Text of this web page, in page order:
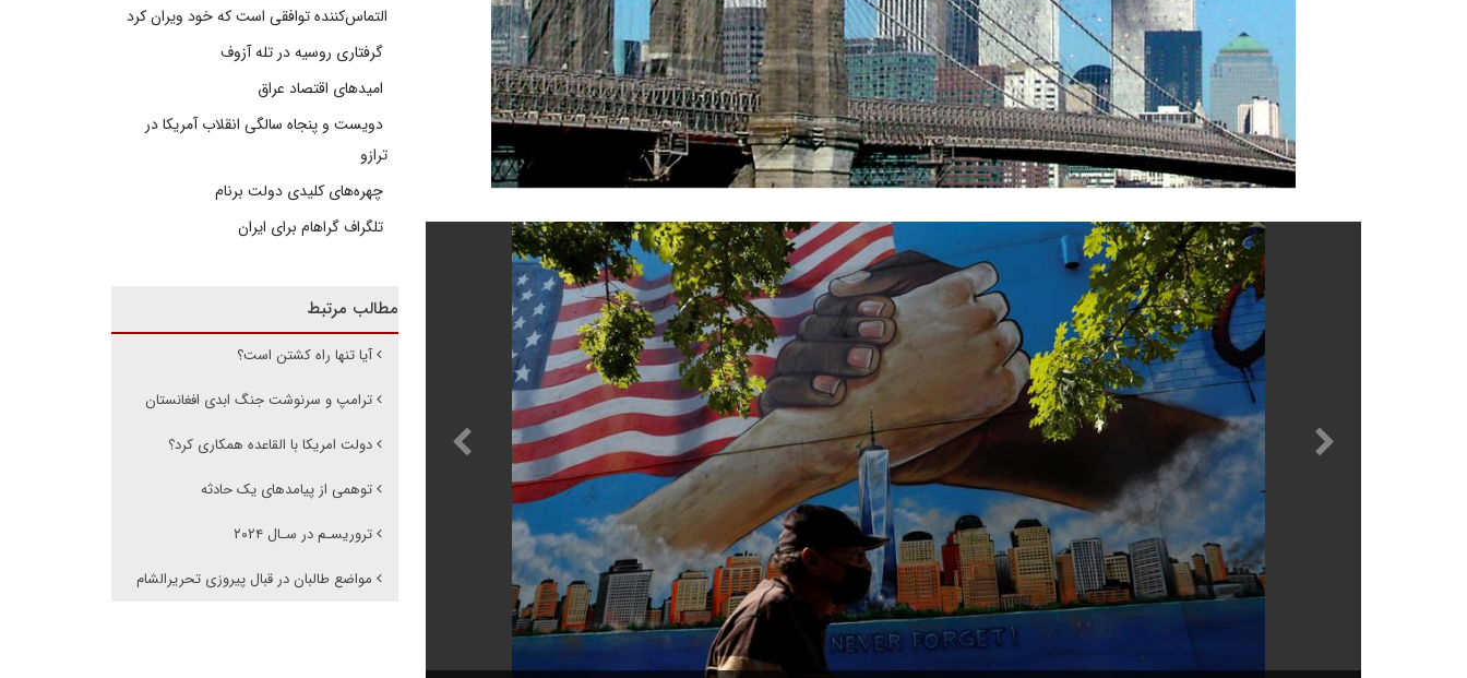
التماس‌کننده توافقی است که خود ویران کرد
گرفتاری روسیه در تله آزوف
امیدهای اقتصاد عراق
دویست و پنجاه سالگی انقلاب آمریکا در
ترازو
چهره‌های کلیدی دولت برنام
تلگراف گراهام برای ایران
مطالب مرتبط
آیا تنها راه کشتن است؟
ترامپ و سرنوشت جنگ ابدی افغانستان
دولت امریکا با القاعده همکاری کرد؟
توهمی از پیامدهای یک حادثه
تروریسـم در سـال ۲۰۲۴
مواضع طالبان در قبال پیروزی تحریرالشام